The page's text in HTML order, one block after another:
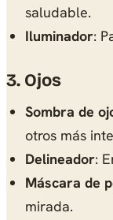
saludable.
Iluminador:
3. Ojos
Sombra de
otros más
Delineador:
Máscara de
mirada.